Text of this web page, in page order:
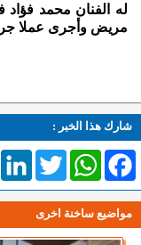
له الفنان محمد فؤاد
مريض وأجرى عملا
شارك هذا الخبر :
TwitterWhatsAppFacebook
مواضيع ساخنة اخرى